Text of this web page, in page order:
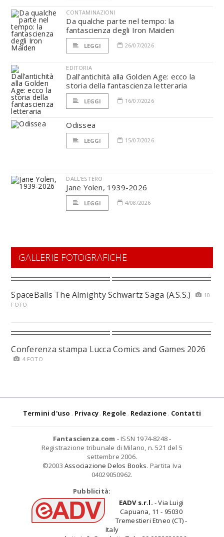
CONTAMINAZIONI
Da qualche parte nel tempo: la
fantascienza degli Iron Maiden
LEGGI 26/07/2026
EDITORIA
Dall’antichità alla Golden Age: ecco la
storia della fantascienza letteraria
LEGGI 16/07/2026
Odissea
LEGGI 15/07/2026
DALL'ESTERO
Jane Yolen, 1939-2026
LEGGI 4/08/2026
GALLERIE FOTOGRAFICHE
SpaceBalls The Almighty Schwartz Saga (A.S.S.)
10
FOTO
Conferenza stampa Lucca Comics and Games 2026
4 FOTO
Termini d'uso Privacy Regole Redazione Contatti
Fantascienza.com - ISSN 1974-8248 -
Registrazione tribunale di Milano, n. 521 del 5
settembre 2006.
©2003 Associazione Delos Books. Partita Iva
04029050962.
Pubblicità:
EADV s.r.l. - Via Luigi
Capuana, 11 - 95030
Tremestieri Etneo (CT) -
Italy